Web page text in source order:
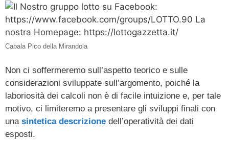
Cabala Pico della Mirandola
Non ci soffermeremo sull’aspetto teorico e sulle
considerazioni sviluppate sull’argomento, poiché la
laboriosità dei calcoli non è di facile intuizione e, per tale
motivo, ci limiteremo a presentare gli sviluppi finali con
una sintetica descrizione dell’operatività dei dati
esposti.